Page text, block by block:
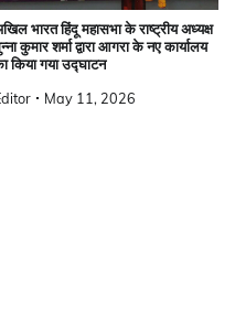
भारत हिंदू महासभा के राष्ट्रीय अध्यक्ष
कुमार शर्मा द्वारा आगरा के नए कार्यालय
किया गया उद्घाटन
May 11, 2026